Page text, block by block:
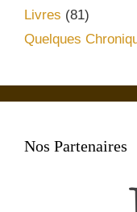
Livres (81)
Quelques
Nos Partenaires